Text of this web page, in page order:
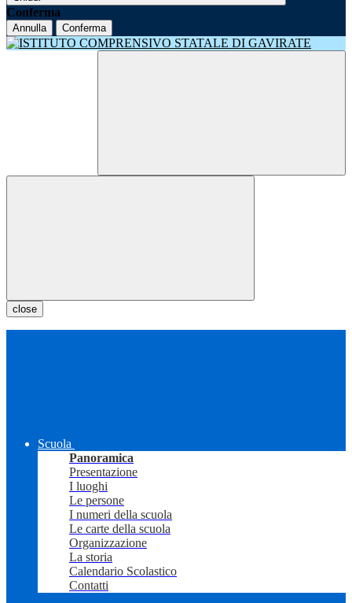
Conferma
Annulla Conferma
close
Scuola
Panoramica
Presentazione
I luoghi
Le persone
I numeri della scuola
Le carte della scuola
Organizzazione
La storia
Calendario Scolastico
Contatti